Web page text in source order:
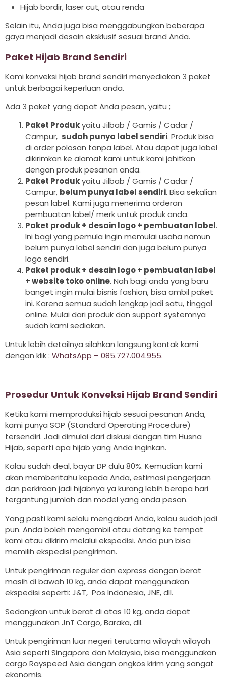
Hijab bordir, laser cut, atau renda
Selain itu, Anda juga bisa menggabungkan beberapa
gaya menjadi desain eksklusif sesuai brand Anda.
Paket Hijab Brand Sendiri
Kami konveksi hijab brand sendiri menyediakan 3 paket
untuk berbagai keperluan anda.
Ada 3 paket yang dapat Anda pesan, yaitu ;
Paket Produkyaitu Jilbab / Gamis / Cadar /
Campur, sudah punya label sendiri. Produk bisa
di order polosan tanpa label. Atau dapat juga label
dikirimkan ke alamat kami untuk kami jahitkan
dengan produk pesanan anda.
Paket Produkyaitu Jilbab / Gamis / Cadar /
Campur, belum punya label sendiri. Bisa sekalian
pesan label. Kami juga menerima orderan
pembuatan label/ merk untuk produk anda.
Paket produk + desain logo + pembuatan label.
Ini bagi yang pemula ingin memulai usaha namun
belum punya label sendiri dan juga belum punya
logo sendiri.
Paket produk + desain logo + pembuatan label
+ website toko online. Nah bagi anda yang baru
banget ingin mulai bisnis fashion, bisa ambil paket
ini. Karena semua sudah lengkap jadi satu, tinggal
online. Mulai dari produk dan support systemnya
sudah kami sediakan.
Untuk lebih detailnya silahkan langsung kontak kami
dengan klik : WhatsApp – 085.727.004.955.
Prosedur Untuk Konveksi Hijab Brand Sendiri
Ketika kami memproduksi hijab sesuai pesanan Anda,
kami punya SOP (Standard Operating Procedure)
tersendiri. Jadi dimulai dari diskusi dengan tim Husna
Hijab, seperti apa hijab yang Anda inginkan.
Kalau sudah deal, bayar DP dulu 80%. Kemudian kami
akan memberitahu kepada Anda, estimasi pengerjaan
dan perkiraan jadi hijabnya ya kurang lebih berapa hari
tergantung jumlah dan model yang anda pesan.
Yang pasti kami selalu mengabari Anda, kalau sudah jadi
pun. Anda boleh mengambil atau datang ke tempat
kami atau dikirim melalui ekspedisi. Anda pun bisa
memilih ekspedisi pengiriman.
Untuk pengiriman reguler dan express dengan berat
masih di bawah 10 kg, anda dapat menggunakan
ekspedisi seperti: J&T, Pos Indonesia, JNE, dll.
Sedangkan untuk berat di atas 10 kg, anda dapat
menggunakan JnT Cargo, Baraka, dll.
Untuk pengiriman luar negeri terutama wilayah wilayah
Asia seperti Singapore dan Malaysia, bisa menggunakan
cargo Rayspeed Asia dengan ongkos kirim yang sangat
ekonomis.